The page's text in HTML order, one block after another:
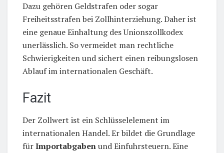
Dazu gehören Geldstrafen oder sogar
Freiheitsstrafen bei Zollhinterziehung. Daher ist
eine genaue Einhaltung des Unionszollkodex
unerlässlich. So vermeidet man rechtliche
Schwierigkeiten und sichert einen reibungslosen
Ablauf im internationalen Geschäft.
Fazit
Der Zollwert ist ein Schlüsselelement im
internationalen Handel. Er bildet die Grundlage
fürImportabgabenund Einfuhrsteuern. Eine